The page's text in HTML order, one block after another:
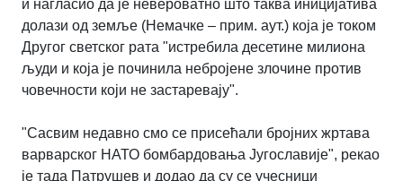
и нагласио да је невероватно што таква иницијатива
долази од земље (Немачке – прим. аут.) која је током
Другог светског рата "истребила десетине милиона
људи и која је починила небројене злочине против
човечности који не застаревају".
"Сасвим недавно смо се присећали бројних жртава
варварског НАТО бомбардовања Југославије", рекао
је тада Патрушев и додао да су се учесници